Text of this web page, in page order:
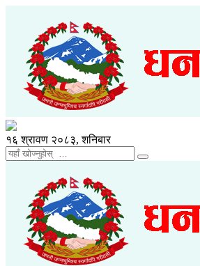
१६ श्रावण २०८३, शनिबार